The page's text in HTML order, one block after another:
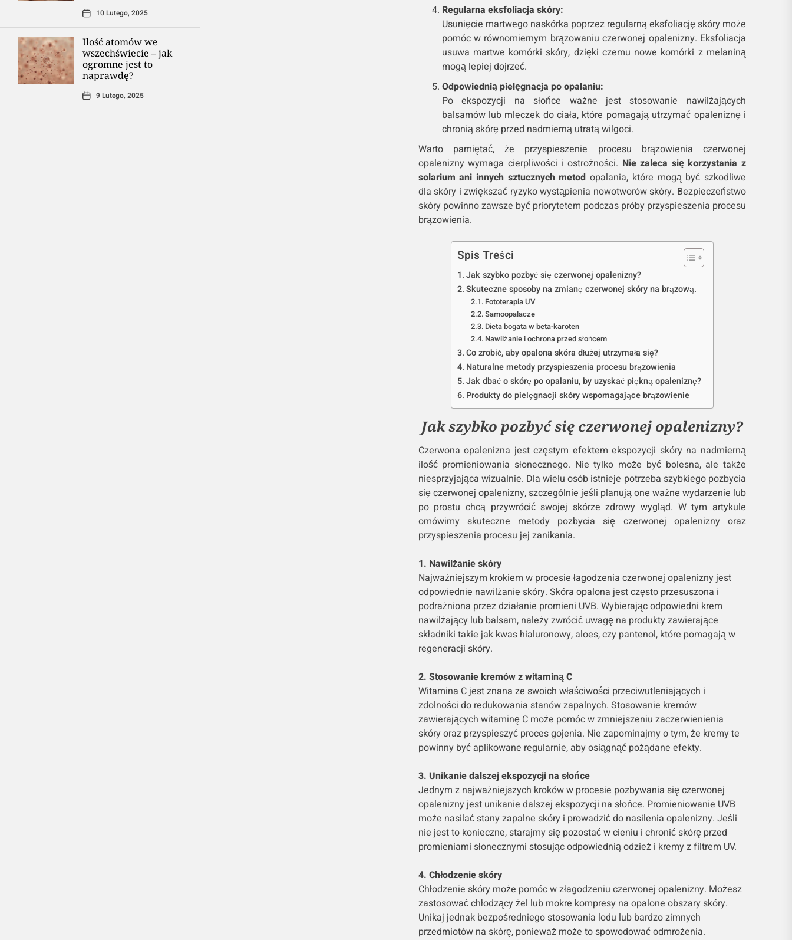
10 Lutego, 2025
Ilość atomów we
wszechświecie – jak
ogromne jest to
naprawdę?
9 Lutego, 2025
Regularna eksfoliacja skóry:
Usunięcie martwego naskórka poprzez regularną eksfoliację skóry może
pomóc w równomiernym brązowaniu czerwonej opalenizny. Eksfoliacja
usuwa martwe komórki skóry, dzięki czemu nowe komórki z melaniną
mogą lepiej dojrzeć.
Odpowiednią pielęgnacja po opalaniu:
Po ekspozycji na słońce ważne jest stosowanie nawilżających
balsamów lub mleczek do ciała, które pomagają utrzymać opaleniznę i
chronią skórę przed nadmierną utratą wilgoci.
Warto pamiętać, że przyspieszenie procesu brązowienia czerwonej
opalenizny wymaga cierpliwości i ostrożności. Nie zaleca się korzystania z
solarium ani innych sztucznych metod opalania, które mogą być szkodliwe
dla skóry i zwiększać ryzyko wystąpienia nowotworów skóry. Bezpieczeństwo
skóry powinno zawsze być priorytetem podczas próby przyspieszenia procesu
brązowienia.
Spis Treści
Jak szybko pozbyć się czerwonej opalenizny?
Skuteczne sposoby na zmianę czerwonej skóry na brązową.
Fototerapia UV
Samoopalacze
Dieta bogata w beta-karoten
Nawilżanie i ochrona przed słońcem
Co zrobić, aby opalona skóra dłużej utrzymała się?
Naturalne metody przyspieszenia procesu brązowienia
Jak dbać o skórę po opalaniu, by uzyskać piękną opaleniznę?
Produkty do pielęgnacji skóry wspomagające brązowienie
Jak szybko pozbyć się czerwonej opalenizny?
Czerwona opalenizna jest częstym efektem ekspozycji skóry na nadmierną
ilość promieniowania słonecznego. Nie tylko może być bolesna, ale także
niesprzyjająca wizualnie. Dla wielu osób istnieje potrzeba szybkiego pozbycia
się czerwonej opalenizny, szczególnie jeśli planują one ważne wydarzenie lub
po prostu chcą przywrócić swojej skórze zdrowy wygląd. W tym artykule
omówimy skuteczne metody pozbycia się czerwonej opalenizny oraz
przyspieszenia procesu jej zanikania.
1. Nawilżanie skóry
Najważniejszym krokiem w procesie łagodzenia czerwonej opalenizny jest
odpowiednie nawilżanie skóry. Skóra opalona jest często przesuszona i
podrażniona przez działanie promieni UVB. Wybierając odpowiedni krem
nawilżający lub balsam, należy zwrócić uwagę na produkty zawierające
składniki takie jak kwas hialuronowy, aloes, czy pantenol, które pomagają w
regeneracji skóry.
2. Stosowanie kremów z witaminą C
Witamina C jest znana ze swoich właściwości przeciwutleniających i
zdolności do redukowania stanów zapalnych. Stosowanie kremów
zawierających witaminę C może pomóc w zmniejszeniu zaczerwienienia
skóry oraz przyspieszyć proces gojenia. Nie zapominajmy o tym, że kremy te
powinny być aplikowane regularnie, aby osiągnąć pożądane efekty.
3. Unikanie dalszej ekspozycji na słońce
Jednym z najważniejszych kroków w procesie pozbywania się czerwonej
opalenizny jest unikanie dalszej ekspozycji na słońce. Promieniowanie UVB
może nasilać stany zapalne skóry i prowadzić do nasilenia opalenizny. Jeśli
nie jest to konieczne, starajmy się pozostać w cieniu i chronić skórę przed
promieniami słonecznymi stosując odpowiednią odzież i kremy z filtrem UV.
4. Chłodzenie skóry
Chłodzenie skóry może pomóc w złagodzeniu czerwonej opalenizny. Możesz
zastosować chłodzący żel lub mokre kompresy na opalone obszary skóry.
Unikaj jednak bezpośredniego stosowania lodu lub bardzo zimnych
przedmiotów na skórę, ponieważ może to spowodować odmrożenia.